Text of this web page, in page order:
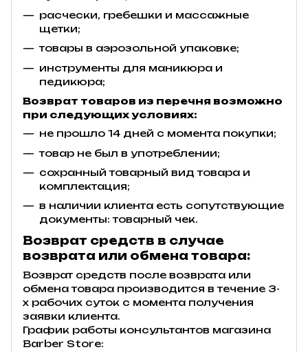
расчески, гребешки и массажные
щетки;
товары в аэрозольной упаковке;
инструменты для маникюра и
педикюра;
Возврат товаров из перечня возможно
при следующих условиях:
не прошло 14 дней с момента покупки;
товар не был в употреблении;
сохранный товарный вид товара и
комплектация;
в наличии клиента есть сопутствующие
документы: товарный чек.
Возврат средств в случае
возврата или обмена товара:
Возврат средств после возврата или
обмена товара производится в течение 3-
х рабочих суток с момента получения
заявки клиента.
График работы консультантов магазина
Barber Store: